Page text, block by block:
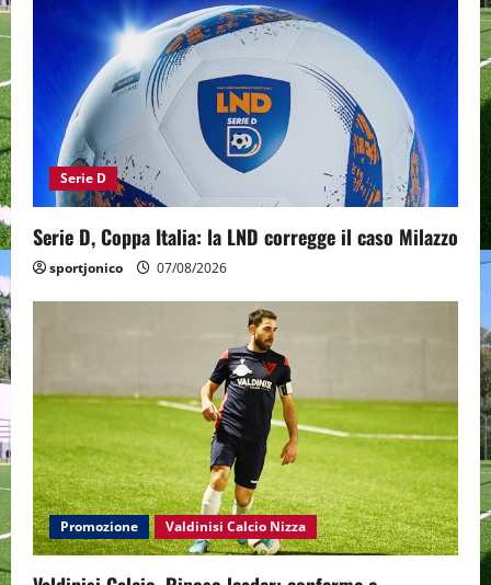
Serie D
Serie D, Coppa Italia: la LND corregge il caso Milazzo
sportjonico 07/08/2026
Promozione Valdinisi Calcio Nizza